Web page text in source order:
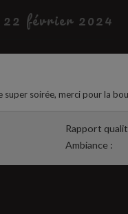
février 2024
super soirée, merci pour la
Rapport
Ambiance :